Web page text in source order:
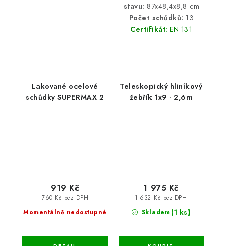
stavu: 87x48,4x8,8 cm
Počet schůdků: 13
Certifikát: EN 131
Lakované ocelové
schůdky SUPERMAX 2
Momentálně nedostupné
760 Kč bez DPH
919 Kč
Teleskopický hliníkový
žebřík 1x9 - 2,6m
Skladem (1 ks)
1 632 Kč bez DPH
1 975 Kč